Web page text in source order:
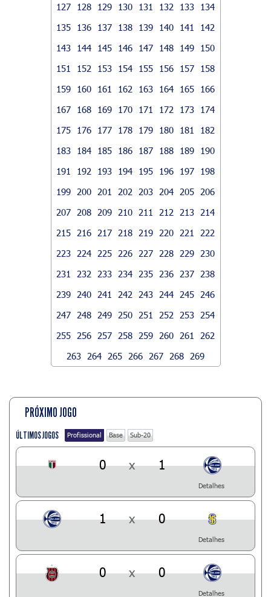
127
128 129 130 131 132 133
134
135
136 137 138 139 140 141
142
143
144 145 146 147 148 149
150
151
152 153 154 155 156 157
158
159
160 161 162 163 164 165
166
167
168 169 170 171 172 173
174
175
176 177 178 179 180 181
182
183
184 185 186 187 188 189
190
191
192 193 194 195 196 197
198
199
200 201 202 203 204 205
206
207
208 209 210 211 212 213
214
215
216 217 218 219 220 221
222
223
224 225 226 227 228 229
230
231
232 233 234 235 236 237
238
239
240 241 242 243 244 245
246
247
248 249 250 251 252 253
254
255
256 257 258 259 260 261
262
263
264 265 266 267 268 269
PRÓXIMO JOGO
ÚLTIMOS JOGOS Profissional Base Sub-20
0 x 1
Detalhes
1 x 0
Detalhes
0 x 0
Detalhes